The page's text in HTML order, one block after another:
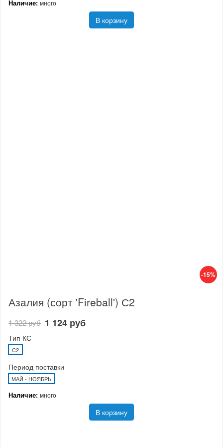
Наличие: много
В корзину
-15%
Азалия (сорт 'Fireball') С2
1 322 руб 1 124 руб
Тип КС
C2
Период поставки
МАЙ - НОЯБРЬ
Наличие: много
В корзину